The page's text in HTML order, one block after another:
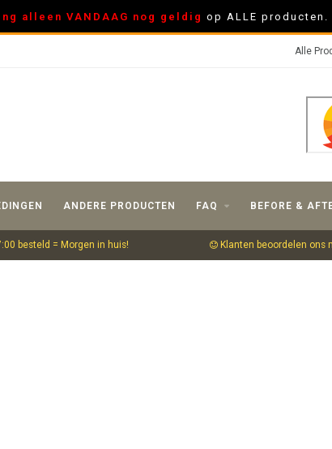
alleen VANDAAG nog geldig op ALLE
Alle
ANDERE PRODUCTEN FAQ BEFORE &
besteld = Morgen in huis! Klanten beoordelen ons